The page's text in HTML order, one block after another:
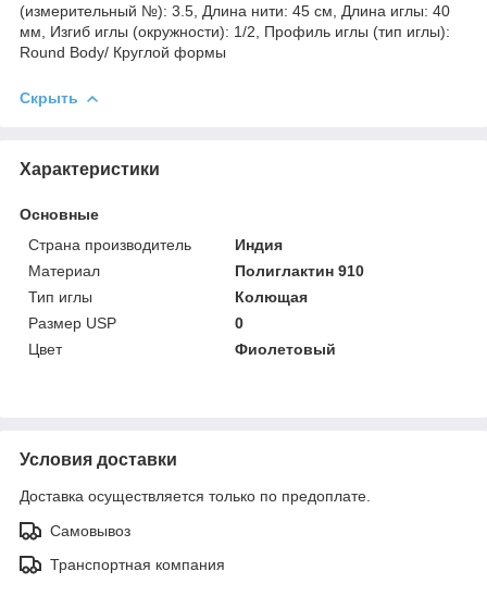
(измерительный №): 3.5, Длина нити: 45 см, Длина иглы: 40
мм, Изгиб иглы (окружности): 1/2, Профиль иглы (тип иглы):
Round Body/ Круглой формы
Скрыть
Характеристики
Основные
Страна производитель
Индия
Материал
Полиглактин 910
Тип иглы
Колющая
Размер USP
0
Цвет
Фиолетовый
Условия доставки
Доставка осуществляется только по предоплате.
Самовывоз
Транспортная компания